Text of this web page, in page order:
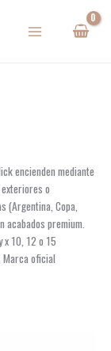
encienden mediante
o
(Argentina, Copa,
acabados premium.
x 10, 12 o 15
oficial